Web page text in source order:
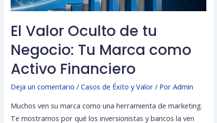
El Valor Oculto de tu
Negocio: Tu Marca como
Activo Financiero
Deja un comentario /Casos de Éxito y Valor / PorAdmin
Muchos ven su marca como una herramienta de marketing.
Te mostramos por qué los inversionistas y bancos la ven